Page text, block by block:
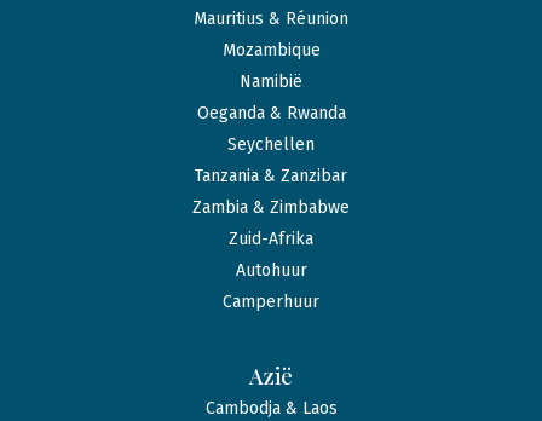
Mauritius & Réunion
Mozambique
Namibië
Oeganda & Rwanda
Seychellen
Tanzania & Zanzibar
Zambia & Zimbabwe
Zuid-Afrika
Autohuur
Camperhuur
Azië
Cambodja & Laos